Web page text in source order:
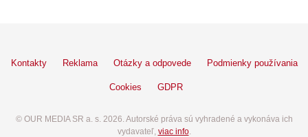
Kontakty Reklama Otázky a odpovede Podmienky používania
Cookies GDPR
© OUR MEDIA SR a. s. 2026. Autorské práva sú vyhradené a vykonáva ich
vydavateľ, viac info.